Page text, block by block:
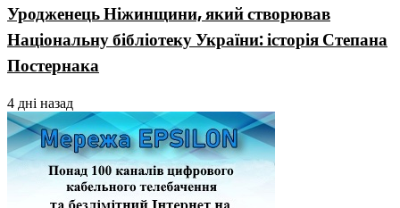
Уродженець Ніжинщини, який створював
Національну бібліотеку України: історія Степана
Постернака
4 дні назад